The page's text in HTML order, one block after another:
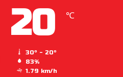
20 ℃
30º - 20º
83%
1.79 km/h